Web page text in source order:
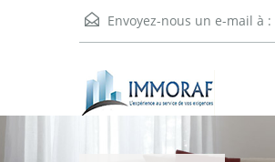
Envoyez-nous un e-mail à :